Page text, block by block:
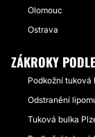
Olomouc
Ostrava
ZÁKROKY
Podkožní tuková
Odstranění
Tuková bulka